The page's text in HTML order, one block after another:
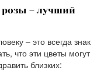
– лучший
– это всегда знак
что эти цветы могут
близких: